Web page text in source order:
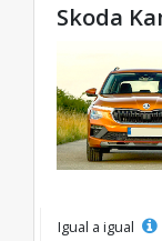
Skoda
Igual a igual